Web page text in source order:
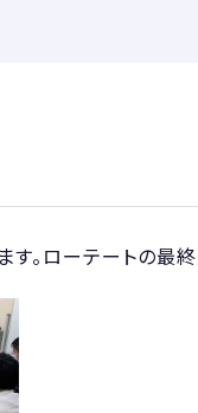
。ローテートの最